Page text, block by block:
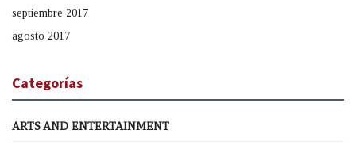
septiembre 2017
agosto 2017
Categorías
ARTS AND ENTERTAINMENT